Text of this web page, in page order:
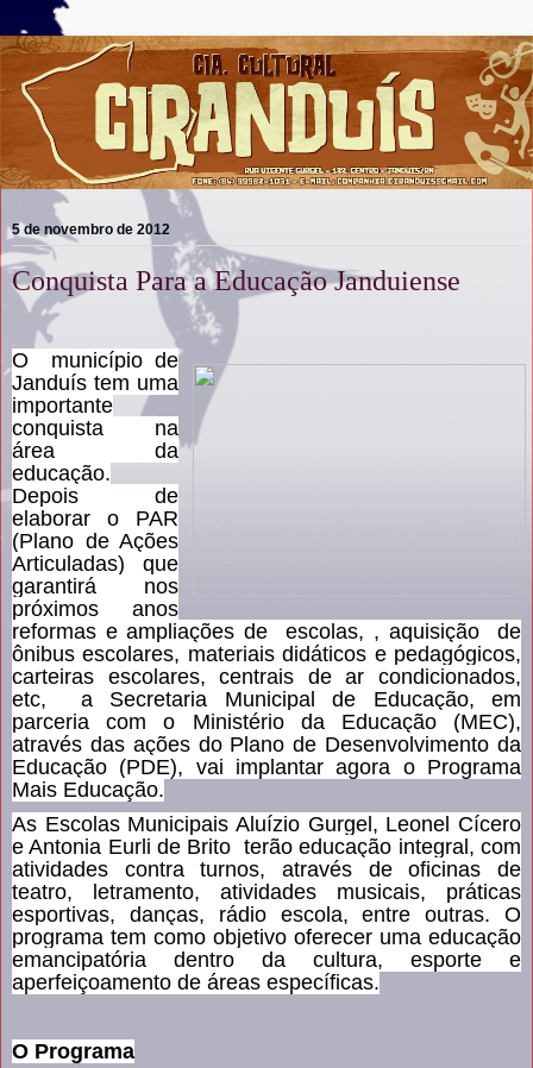
5 de novembro de 2012
Conquista Para a Educação Janduiense
O município de
Janduís tem uma
importante
conquista na
área da
educação.
Depois de
elaborar o PAR
(Plano de Ações
Articuladas) que
garantirá nos
próximos anos
reformas e ampliações de escolas, , aquisição de
ônibus escolares, materiais didáticos e pedagógicos,
carteiras escolares, centrais de ar condicionados,
etc, a Secretaria Municipal de Educação, em
parceria com o Ministério da Educação (MEC),
através das ações do Plano de Desenvolvimento da
Educação (PDE), vai implantar agora o Programa
Mais Educação.
As Escolas Municipais Aluízio Gurgel, Leonel Cícero
e Antonia Eurli de Brito terão educação integral, com
atividades contra turnos, através de oficinas de
teatro, letramento, atividades musicais, práticas
esportivas, danças, rádio escola, entre outras. O
programa tem como objetivo oferecer uma educação
emancipatória dentro da cultura, esporte e
aperfeiçoamento de áreas específicas.
O Programa